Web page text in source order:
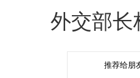
外交部长
推荐给朋